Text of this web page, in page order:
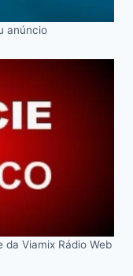
anúncio
Viamix Rádio Web